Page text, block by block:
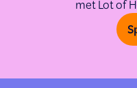
met Lot of